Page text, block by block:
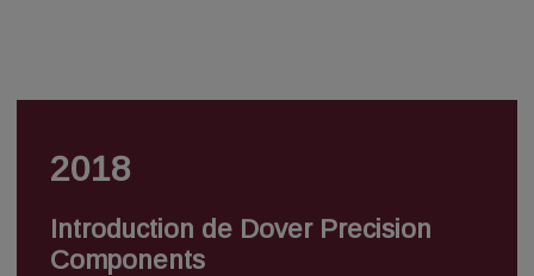
2018
Introduction de Dover Precision
Components